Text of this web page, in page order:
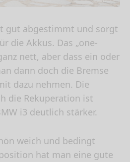
gut abgestimmt und sorgt
die Akkus. Das „one-
nett, aber dass ein oder
dann doch die Bremse
dazu nehmen. Die
die Rekuperation ist
i3 deutlich stärker.
weich und bedingt
hat man eine gute